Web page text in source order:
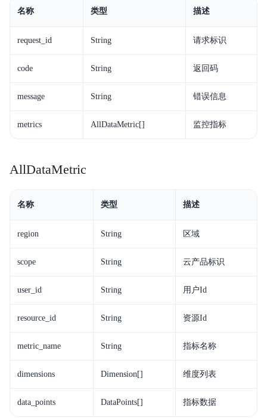
名称 类型 描述
request_id String 请求标识
code String 返回码
message String 错误信息
metrics AllDataMetric[] 监控指标
AllDataMetric
名称 类型 描述
region String 区域
scope String 云产品标识
user_id String 用户Id
resource_id String 资源Id
metric_name String 指标名称
dimensions Dimension[] 维度列表
data_points DataPoints[] 指标数据